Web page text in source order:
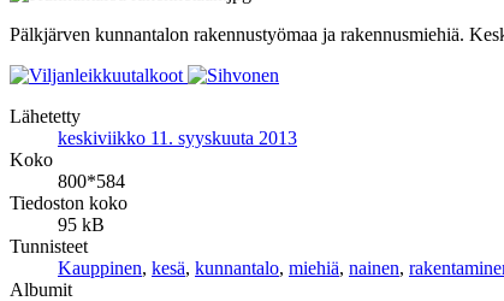
Pälkjärven kunnantalon rakennustyömaa ja rakennusmiehiä.
Lähetetty
keskiviikko 11. syyskuuta 2013
Koko
800*584
Tiedoston koko
95 kB
Tunnisteet
Kauppinen, kesä, kunnantalo, miehiä, nainen,
Albumit